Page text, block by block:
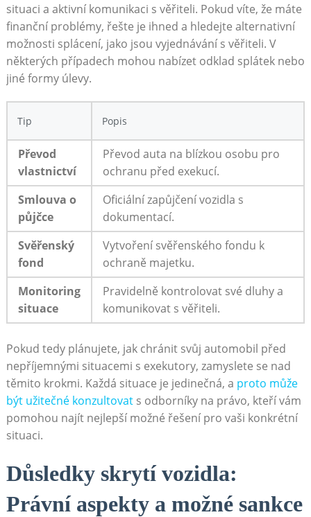
⁢situaci a aktivní komunikaci s‌ věřiteli.⁣ Pokud víte, že máte
finanční problémy, řešte je ihned a hledejte alternativní
možnosti ⁣splácení, jako ‌jsou vyjednávání s věřiteli. V
některých případech mohou nabízet odklad splátek nebo
jiné formy úlevy.
Tip Popis
Převod
vlastnictví
Převod auta na blízkou osobu ‌pro
ochranu před exekucí.
Smlouva ⁣o
půjčce
Oficiální zapůjčení vozidla s
dokumentací.
Svěřenský
⁣fond
Vytvoření svěřenského‌ fondu k
ochraně majetku.
Monitoring
situace
Pravidelně kontrolovat‌ své dluhy⁣ a⁤
komunikovat s věřiteli.
Pokud ​tedy plánujete, jak chránit svůj ⁣automobil před
nepříjemnými situacemi s exekutory, zamyslete se nad
těmito ​krokmi. Každá situace je ⁤jedinečná, a proto ‌může
být⁢ užitečné konzultovat‍s odborníky na právo,​ kteří vám
pomohou najít nejlepší možné řešení pro vaši konkrétní⁤
situaci.
Důsledky⁢ skrytí vozidla:
Právní aspekty a možné sankce